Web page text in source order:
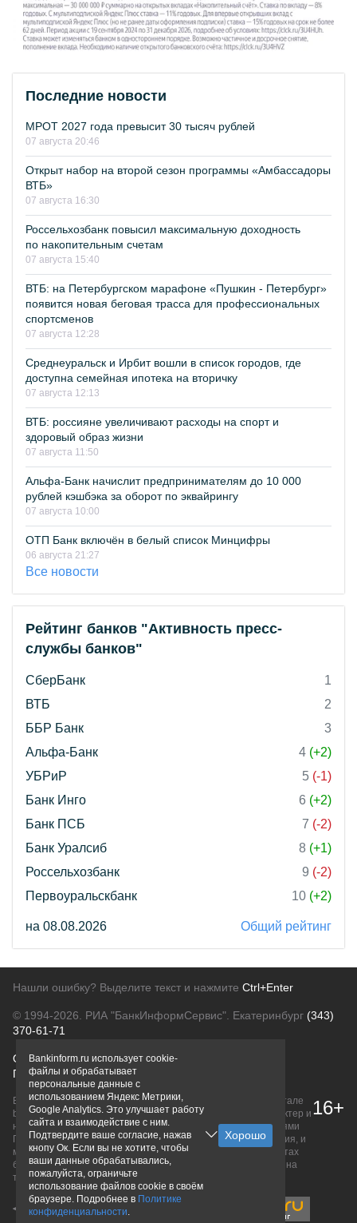
Последние новости
МРОТ 2027 года превысит 30 тысяч рублей
07 августа 20:46
Открыт набор на второй сезон программы «Амбассадоры
ВТБ»
07 августа 16:30
Россельхозбанк повысил максимальную доходность
по накопительным счетам
07 августа 15:40
ВТБ: на Петербургском марафоне «Пушкин - Петербург»
появится новая беговая трасса для профессиональных
спортсменов
07 августа 12:28
Среднеуральск и Ирбит вошли в список городов, где
доступна семейная ипотека на вторичку
07 августа 12:13
ВТБ: россияне увеличивают расходы на спорт и
здоровый образ жизни
07 августа 11:50
Альфа-Банк начислит предпринимателям до 10 000
рублей кэшбэка за оборот по эквайрингу
07 августа 10:00
ОТП Банк включён в белый список Минцифры
06 августа 21:27
Все новости
Рейтинг банков "Активность пресс-
службы банков"
СберБанк
1
ВТБ
2
ББР Банк
3
Альфа-Банк
4 (+2)
УБРиР
5 (-1)
Банк Инго
6 (+2)
Банк ПСБ
7 (-2)
Банк Уралсиб
8 (+1)
Россельхозбанк
9 (-2)
Первоуральскбанк
10 (+2)
на 08.08.2026 Общий рейтинг
Нашли ошибку? Выделите текст и нажмите Ctrl+Enter
© 1994-2026. РИА "БанкИнформСервис". Екатеринбург (343)
370-61-71
О проектеПолитика конфиденциальности
Правовая информацияДля рекламодателей
Вся информация о продуктах банков, размещенная на портале
bankinform.ru, носит исключительно ознакомительный характер и
не является публичной офертой, определяемой положениями
ГК РФ. Информация не содержит точного и полного описания, и
может быть изменена. Конечные условия уточняйте на сайтах
банков или при личном обращении. Исключительное право на
товарные знаки принадлежит их правообладателям.
16+
Bankinform.ru использует cookie-
файлы и обрабатывает
персональные данные с
использованием Яндекс Метрики,
Google Analytics. Это улучшает работу
сайта и взаимодействие с ним.
Подтвердите ваше согласие, нажав
кнопу Ок. Если вы не хотите, чтобы
ваши данные обрабатывались,
пожалуйста, ограничьте
использование файлов cookie в своём
браузере. Подробнее в Политике
конфиденциальности.